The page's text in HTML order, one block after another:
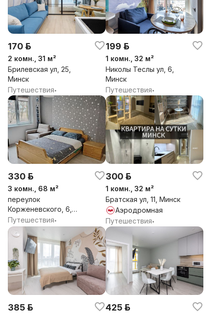
170 р.
2 комн., 31 м²
Брилевская ул, 25,
Минск
Путешествия•
199 р.
1 комн., 32 м²
Николы Теслы ул, 6,
Минск
Путешествия•
330 р.
3 комн., 68 м²
переулок
Корженевского, 6,
Минск
Путешествия•
300 р.
1 комн., 32 м²
Братская ул, 11, Минск
Аэродромная
Путешествия•
385 р. 425 р.